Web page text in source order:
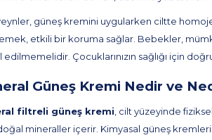
güneş kremini uygularken ciltte
etkili bir koruma sağlar. Bebekler,
edilmemelidir. Çocuklarınızın sağlığı için
Güneş Kremi Nedir ve
filtreli güneş kremi , cilt yüzeyinde
mineraller içerir. Kimyasal güneş